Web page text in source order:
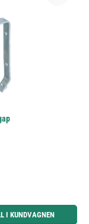
öka eller minska kvantiteten.
I KUNDVAGNEN